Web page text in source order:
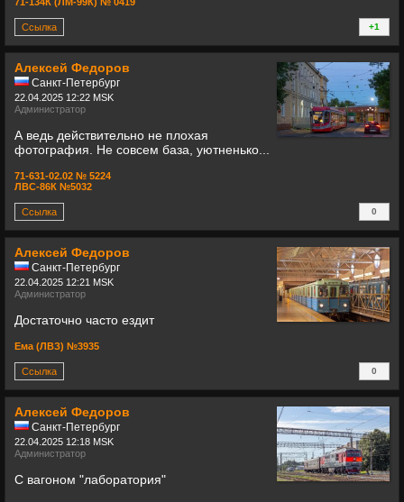
Ссылка
+1
+0
Алексей Федоров
Санкт-Петербург
22.04.2025 12:22 MSK
Администратор
А ведь действительно не плохая
фотография. Не совсем база, уютненько...
71-631-02.02 № 5224
ЛВС-86К №5032
Ссылка
0
+0
Алексей Федоров
Санкт-Петербург
22.04.2025 12:21 MSK
Администратор
Достаточно часто ездит
Ема (ЛВЗ) №3935
Ссылка
0
+0
Алексей Федоров
Санкт-Петербург
22.04.2025 12:18 MSK
Администратор
С вагоном "лаборатория"